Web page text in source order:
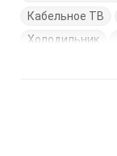
Кабельное ТВ
Холодильник